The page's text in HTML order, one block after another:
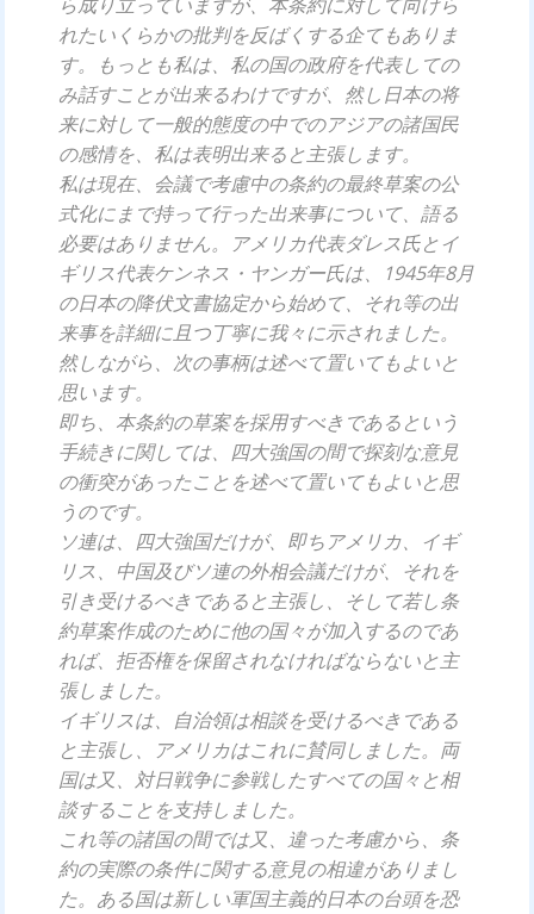
れたいくらかの批判を反ばくする企てもありま
す。もっとも私は、私の国の政府を代表しての
み話すことが出来るわけですが、然し日本の将
来に対して一般的態度の中でのアジアの諸国民
の感情を、私は表明出来ると主張します。
私は現在、会議で考慮中の条約の最終草案の公
式化にまで持って行った出来事について、語る
必要はありません。アメリカ代表ダレス氏とイ
ギリス代表ケンネス・ヤンガー氏は、1945年8月
の日本の降伏文書協定から始めて、それ等の出
来事を詳細に且つ丁寧に我々に示されました。
然しながら、次の事柄は述べて置いてもよいと
思います。
即ち、本条約の草案を採用すべきであるという
手続きに関しては、四大強国の間で探刻な意見
の衝突があったことを述べて置いてもよいと思
うのです。
ソ連は、四大強国だけが、即ちアメリカ、イギ
リス、中国及びソ連の外相会議だけが、それを
引き受けるべきであると主張し、そして若し条
約草案作成のために他の国々が加入するのであ
れば、拒否権を保留されなければならないと主
張しました。
イギリスは、自治領は相談を受けるべきである
と主張し、アメリカはこれに賛同しました。両
国は又、対日戦争に参戦したすべての国々と相
談することを支持しました。
これ等の諸国の間では又、違った考慮から、条
約の実際の条件に関する意見の相違がありまし
た。ある国は新しい軍国主義的日本の台頭を恐